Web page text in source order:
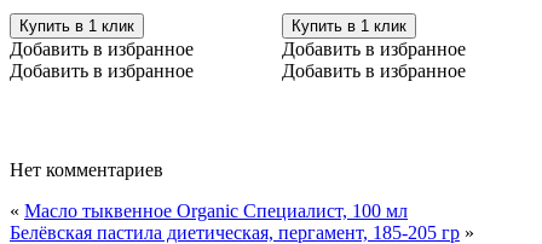
Купить в 1 клик
Добавить в избранное
Добавить в избранное
Купить в 1 клик
Добавить в избранное
Добавить в избранное
Нет комментариев
« Масло тыквенное Organic Специалист, 100 мл
Белёвская пастила диетическая, пергамент, 185-205 гр »